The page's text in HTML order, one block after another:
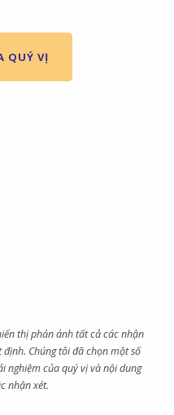
QUÝ VỊ
thị phản ánh tất cả các nhận
Chúng tôi đã chọn một số
nghiệm của quý vị và nội dung
nhận xét.